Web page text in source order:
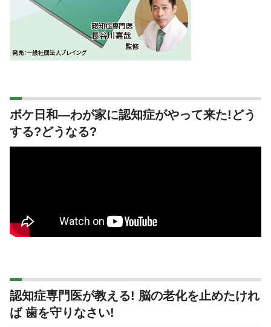
ボケ日和―わが家に認知症がやって来た!どう
する?どうなる?
認知症専門医が教える! 脳の老化を止めたけれ
ば 歯を守りなさい!